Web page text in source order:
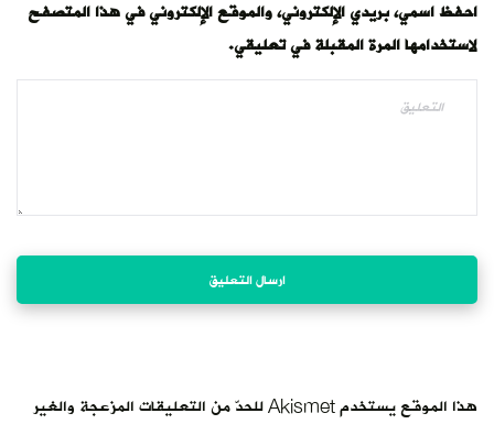
احفظ اسمي، بريدي الإلكتروني، والموقع الإلكتروني في هذا المتصفح
لاستخدامها المرة المقبلة في تعليقي.
هذا الموقع يستخدم Akismet للحدّ من التعليقات المزعجة والغير